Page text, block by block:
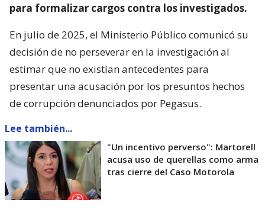
para formalizar cargos contra los investigados.
En julio de 2025, el Ministerio Público comunicó su
decisión de no perseverar en la investigación al
estimar que no existían antecedentes para
presentar una acusación por los presuntos hechos
de corrupción denunciados por Pegasus.
Lee también...
"Un incentivo perverso": Martorell
acusa uso de querellas como arma
tras cierre del Caso Motorola